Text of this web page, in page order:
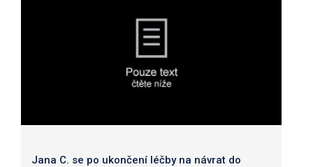
Jana C. se po ukončení léčby na návrat do